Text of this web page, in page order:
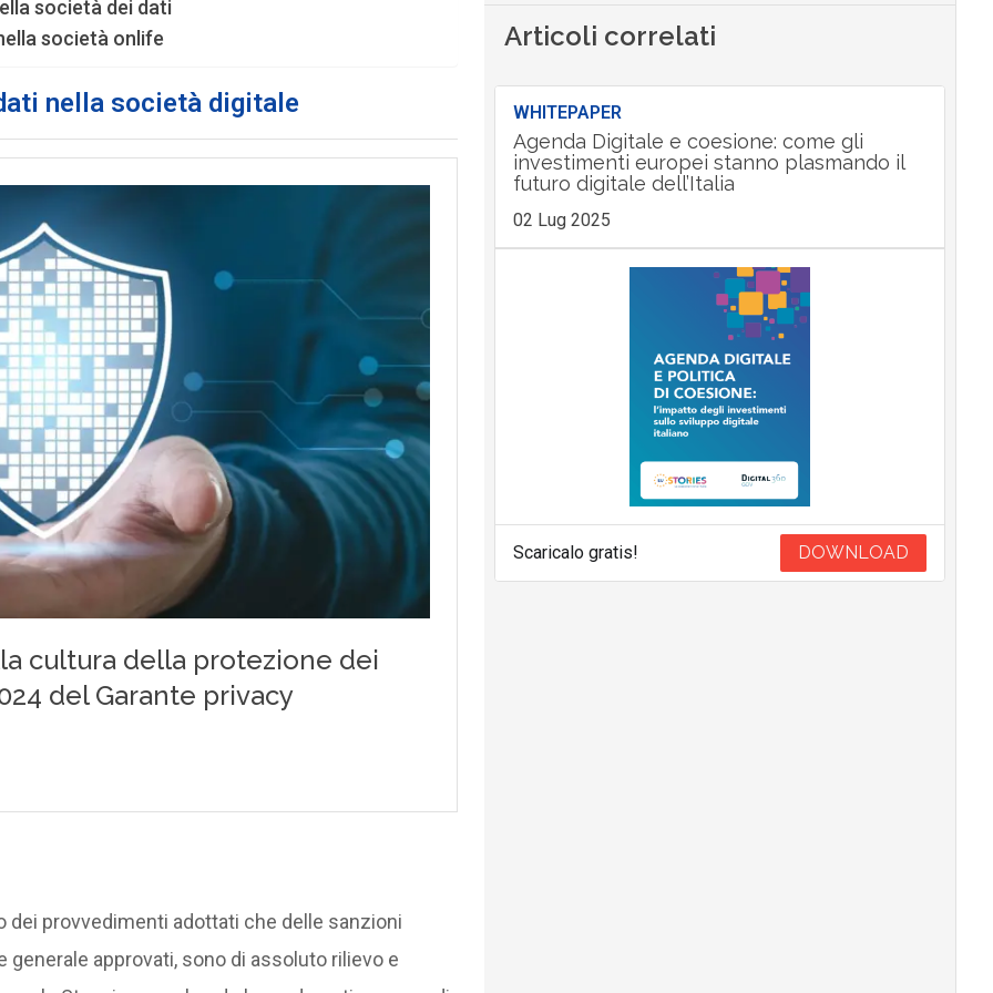
società dei dati
società onlife
nella società digitale
provvedimenti adottati che delle sanzioni
approvati, sono di assoluto rilievo e
Articoli correlati
WHITEPAPER
Agenda Digitale e coesione: come gli
investimenti europei stanno plasmando il
futuro digitale dell’Italia
02 Lug 2025
Scaricalo gratis! DOWNLOAD